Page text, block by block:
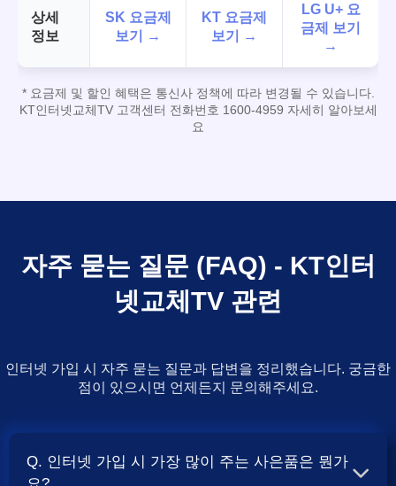
상세
정보
SK 요금제
보기 →
KT 요금제
보기 →
LG U+ 요
금제 보기
→
* 요금제 및 할인 혜택은 통신사 정책에 따라 변경될 수 있습니다.
KT인터넷교체TV 고객센터 전화번호 1600-4959 자세히 알아보세
요
자주 묻는 질문 (FAQ) - KT인터
넷교체TV 관련
인터넷 가입 시 자주 묻는 질문과 답변을 정리했습니다. 궁금한
점이 있으시면 언제든지 문의해주세요.
Q. 인터넷 가입 시 가장 많이 주는 사은품은 뭔가